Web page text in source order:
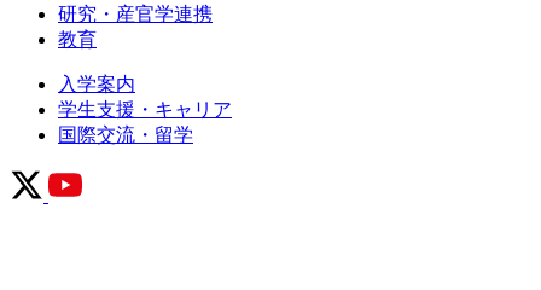
研究・産官学連携
教育
入学案内
学生支援・キャリア
国際交流・留学